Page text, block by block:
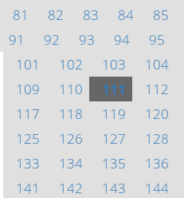
81
82 83 84 85
91
92 93 94 95
101
102 103 104
109
110 111 112
117
118 119 120
125
126 127 128
133
134 135 136
141
142 143 144